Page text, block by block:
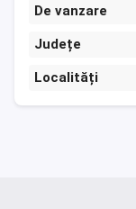
De vanzare
Județe
Localități